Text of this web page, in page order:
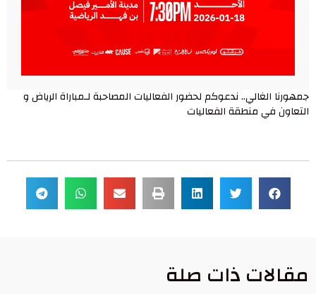
جمهورنا الغالي.. ندعوكم لحضور الفعاليات المصاحبة لـمباراة ⁧‫الرياض و
التعاون في منطقة الفعاليات
مقالات ذات صلة